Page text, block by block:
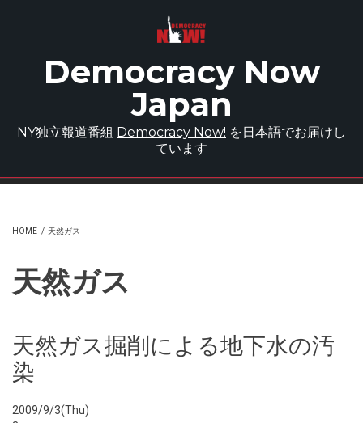
Democracy Now
Japan
NY独立報道番組 Democracy Now! を日本語でお届けし
ています
HOME / 天然ガス
天然ガス
天然ガス掘削による地下水の汚
染
2009/9/3(Thu)